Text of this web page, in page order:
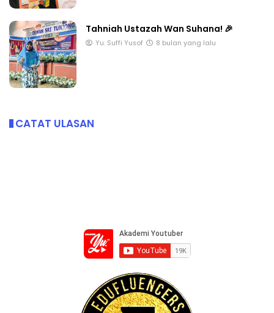
Tahniah Ustazah Wan Suhana! 🎉
Yu. Suffi Yusof 8 bulan yang lalu
CATAT ULASAN